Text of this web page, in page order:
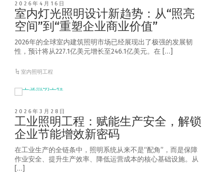
2026年4月16日
室内灯光照明设计新趋势：从“照亮
空间”到“重塑企业商业价值”
2026年的全球室内建筑照明市场已经展现出了极强的发展韧
性，预计将从227.1亿美元增长至246.1亿美元。在 […]
室内照明工程
2026年3月28日
工业照明工程：赋能生产安全，解锁
企业节能增效新密码
在工业生产的全链条中，照明系统从来不是“配角”，而是保障
作业安全、提升生产效率、降低运营成本的核心基础设施。从
[…]